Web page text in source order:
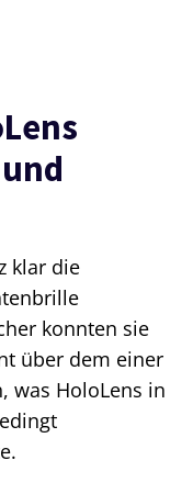
klar die
konnten sie
über dem einer
was HoloLens in